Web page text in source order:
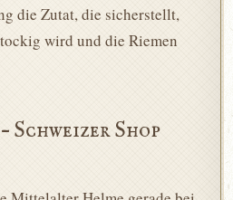
die Zutat, die sicherstellt,
wird und die Riemen
Shop